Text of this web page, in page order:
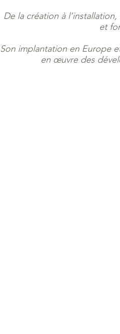
De la création à
et
Son implantation en Europe
en œuvre des